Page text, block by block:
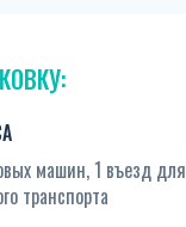
машин, 1 въезд для
транспорта